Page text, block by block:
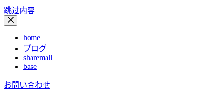
跳过内容
home
ブログ
sharemall
base
お問い合わせ